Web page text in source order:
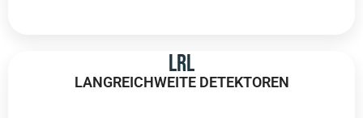
LRL
LANGREICHWEITE DETEKTOREN